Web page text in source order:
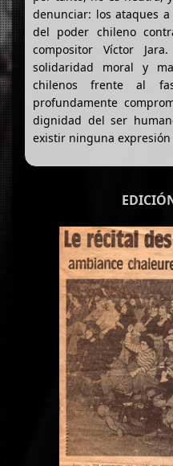
denunciar: los ataques
del poder chileno
compositor Víctor
solidaridad moral y
chilenos frente al
profundamente
dignidad del ser
existir ninguna